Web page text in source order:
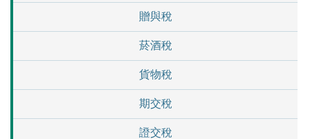
贈與稅
菸酒稅
貨物稅
期交稅
證交稅